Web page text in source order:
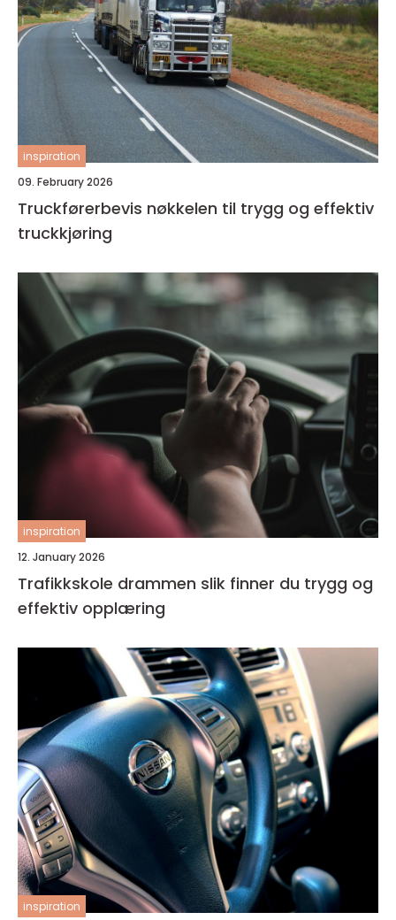
inspiration
09. February 2026
Truckførerbevis nøkkelen til trygg og effektiv
truckkjøring
inspiration
12. January 2026
Trafikkskole drammen slik finner du trygg og
effektiv opplæring
inspiration